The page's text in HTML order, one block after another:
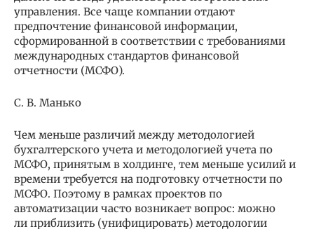
управления. Все чаще компании отдают
предпочтение финансовой информации,
сформированной в соответствии с требованиями
международных стандартов финансовой
отчетности (МСФО).
С. В. Манько
Чем меньше различий между методологией
бухгалтерского учета и методологией учета по
МСФО, принятым в холдинге, тем меньше усилий и
времени требуется на подготовку отчетности по
МСФО. Поэтому в рамках проектов по
автоматизации часто возникает вопрос: можно
ли приблизить (унифицировать) методологии